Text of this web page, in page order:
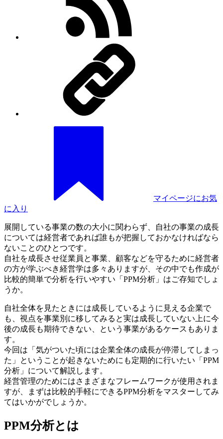
マイページにお気
に入り
展開している事業の数の大小に関わらず、自社の事業の成長
については経営者であれば誰もが把握しておかなければなら
ないことのひとつです。
自社を成長させ従業員と事業、顧客などを守るために経営者
の方が学ぶべき経営学は多々ありますが、その中でも作成が
比較的簡単で分析を行いやすい「PPM分析」はご存知でしょ
うか。
自社全体を見たときには成長しているように見える企業で
も、視点を事業別に移してみると実は成長していない上に今
後の成長も期待できない、という事業があるケースもありま
す。
今回は「気がついた頃には企業全体の成長が停滞してしまっ
た」ということが起きないためにも定期的に行いたい「PPM
分析」について解説します。
経営管理のためにはさまざまなフレームワークが使用されま
すが、まずは比較的手軽にできるPPM分析をマスターしてみ
てはいかがでしょうか。
PPM分析とは